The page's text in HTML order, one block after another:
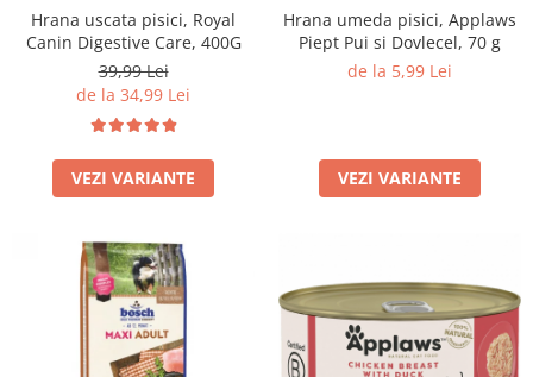
Filtru extern acvariu
Filtru intern acvariu
Pompe aer acvariu
Pompa apa acvariu
Neoane si LED-uri pentru acvarii
Substrat acvariu
Sisteme CO2
Sterilizator acvariu
Racitoare
Fertilizatori acvarii
Hrana uscata pisici, Royal
Canin Digestive Care, 400G
39,99 Lei
de la 34,99 Lei
VEZI VARIANTE
Hrana umeda pisici, Applaws
Piept Pui si Dovlecel, 70 g
de la 5,99 Lei
VEZI VARIANTE